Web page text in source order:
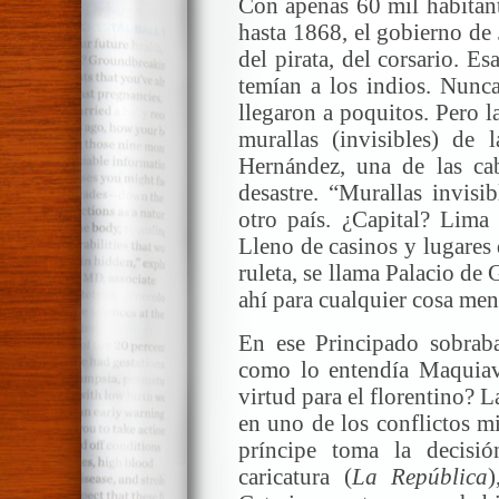
Con apenas 60 mil
hasta 1868, el gobierno de
del pirata, del corsario.
temían a los indios.
llegaron a poquitos. Pero
murallas (invisibles) de
Hernández, una de las
desastre. “Murallas
otro país. ¿Capital?
Lleno de casinos y
ruleta, se llama Palacio de
ahí para cualquier cosa
En ese Principado
como lo entendía
virtud para el florentino?
en uno de los conflictos
príncipe toma la
caricatura (La República